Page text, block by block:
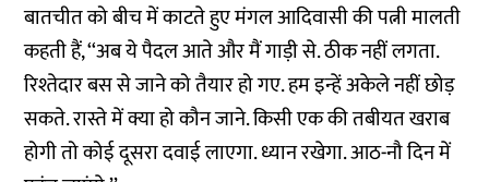
बातचीत को बीच में काटते हुए मंगल आदिवासी की पत्नी मालती
कहती हैं, ‘‘अब ये पैदल आते और मैं गाड़ी से. ठीक नहीं लगता.
रिश्तेदार बस से जाने को तैयार हो गए. हम इन्हें अकेले नहीं छोड़
सकते. रास्ते में क्या हो कौन जाने. किसी एक की तबीयत खराब
होगी तो कोई दूसरा दवाई लाएगा. ध्यान रखेगा. आठ-नौ दिन में